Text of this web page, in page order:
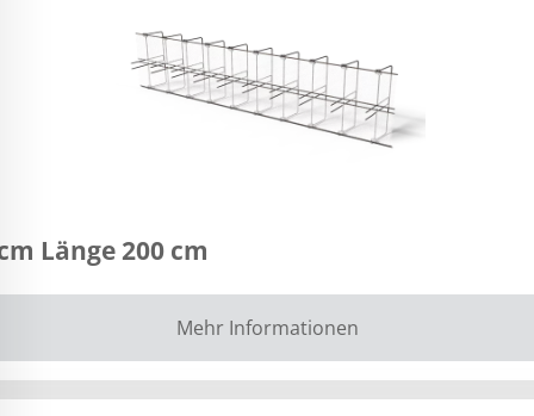
Länge 200 cm
Mehr Informationen